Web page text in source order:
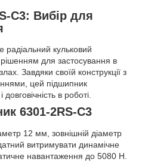
C3: Вибір для
кульковий
для застосування в
Завдяки своїй конструкції з
цей підшипник
в роботі.
6301-2RS-C3
12 мм, зовнішній діаметр
витримувати динамічне
навантаження до 5080 Н.